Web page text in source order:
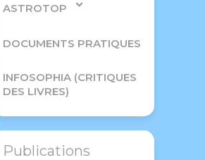
ASTROTOP
DOCUMENTS PRATIQUES
INFOSOPHIA (CRITIQUES
DES LIVRES)
Publications